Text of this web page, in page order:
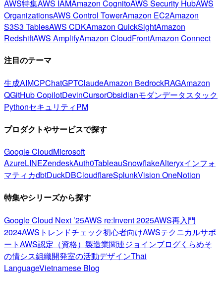
AWS特集AWS IAMAmazon CognitoAWS Security HubAWS
OrganizationsAWS Control TowerAmazon EC2Amazon
S3S3 TablesAWS CDKAmazon QuickSightAmazon
RedshiftAWS AmplifyAmazon CloudFrontAmazon Connect
注目のテーマ
生成AIMCPChatGPTClaudeAmazon BedrockRAGAmazon
QGitHub CopilotDevinCursorObsidianモダンデータスタック
PythonセキュリティPM
プロダクトやサービスで探す
Google CloudMicrosoft
AzureLINEZendeskAuth0TableauSnowflakeAlteryxインフォ
マティカdbtDuckDBCloudflareSplunkVision OneNotion
特集やシリーズから探す
Google Cloud Next ’25AWS re:Invent 2025AWS再入門
2024AWSトレンドチェック初心者向けAWSテクニカルサポ
ートAWS認定（資格） 製造業関連ジョインブログくらめそ
の情シス組織開発室の活動デザインThai
LanguageVietnamese Blog